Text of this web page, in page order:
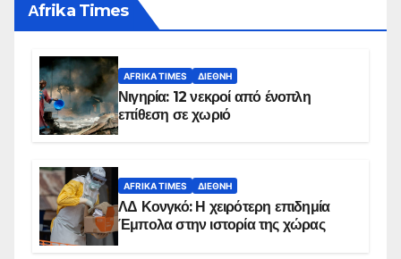
Αfrika Times
AFRIKA TIMES ΔΙΕΘΝΉ
Νιγηρία: 12 νεκροί από ένοπλη
επίθεση σε χωριό
AFRIKA TIMES ΔΙΕΘΝΉ
ΛΔ Κονγκό: Η χειρότερη επιδημία
Έμπολα στην ιστορία της χώρας